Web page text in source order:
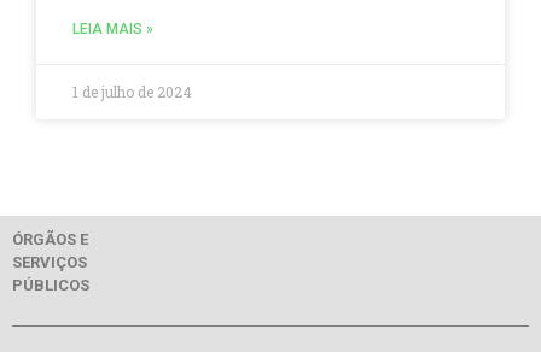
LEIA MAIS »
1 de julho de 2024
ÓRGÃOS E
SERVIÇOS
PÚBLICOS